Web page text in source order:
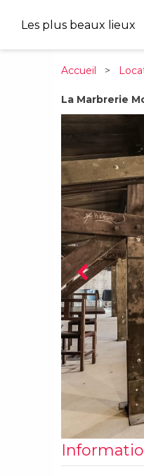
Les plus beaux lieux
Accueil >
La Marbrerie